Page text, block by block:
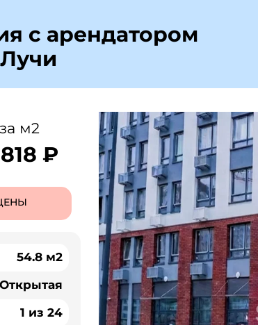
с арендатором
м2
₽
54.8 м2
Открытая
1 из 24